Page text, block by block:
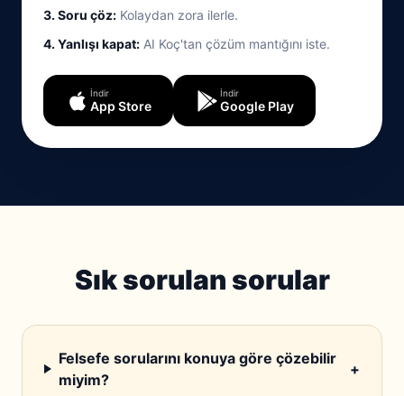
3. Soru çöz: Kolaydan zora ilerle.
4. Yanlışı kapat: AI Koç'tan çözüm mantığını iste.
İndir
App Store
İndir
Google Play
Sık sorulan sorular
Felsefe sorularını konuya göre çözebilir
miyim?
+